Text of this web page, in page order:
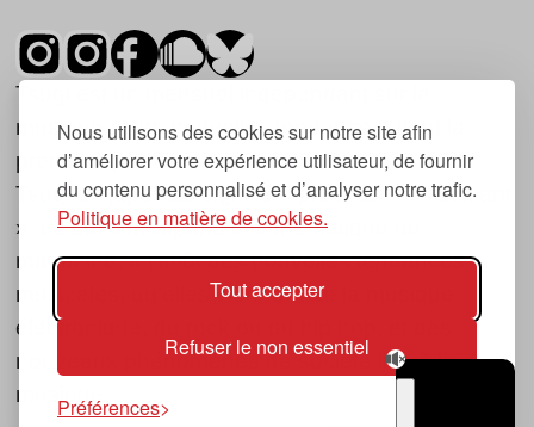
Nous utilisons des cookies sur notre site afin
d’améliorer votre expérience utilisateur, de fournir
du contenu personnalisé et d’analyser notre trafic.
Politique en matière de cookies.
Tout accepter
Refuser le non essentiel
Préférences
Tsugi est un mensuel indépendant sur la
musique et les nouvelles tendances, dont la
première parution date de 2007.
Tsugi en japonais signifie « prochain », « suivant
», ce qui correspond à la thématique du
magazine, à l’affût des nouvelles tendances
musicales, qu’elles viennent de la musique
électronique, du rock ou du hip hop, et des
nouveaux phénomènes de société liés à la
musique.